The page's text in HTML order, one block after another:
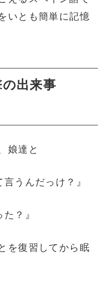
いとも簡単に記憶
出来事
娘達と
うんだっけ？』
？』
を復習してから眠